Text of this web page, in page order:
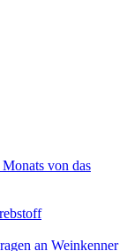
von das
an Weinkenner